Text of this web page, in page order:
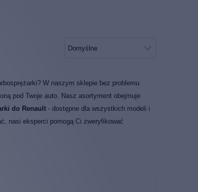
W naszym sklepie bez problemu
pod Twoje auto. Nasz asortyment obejmuje
do Renault - dostępne dla wszystkich modeli i
nasi eksperci pomogą Ci zweryfikować